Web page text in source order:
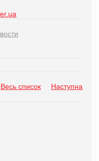
Весь список Наступна